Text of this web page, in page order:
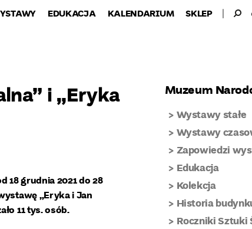
EDUKACJA KALENDARIUM SKLEP dla:
i „Eryka
18 grudnia 2021 do 28
„Eryka i Jan
11 tys. osób.
Muzeum
Wystawy stałe
Wystawy
Zapowiedzi
Edukacja
Kolekcja
Historia
Roczniki Sztuki